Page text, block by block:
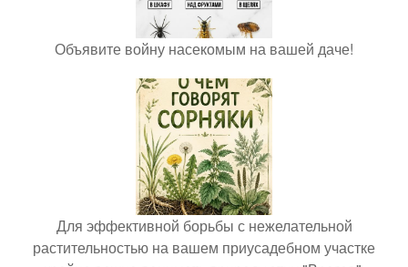
Объявите войну насекомым на вашей даче!
Для эффективной борьбы с нежелательной
растительностью на вашем приусадебном участке